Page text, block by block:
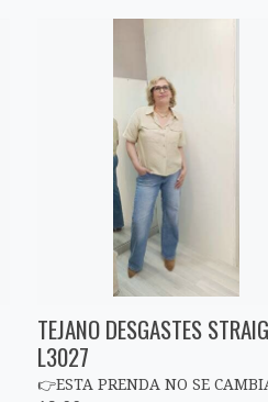
TEJANO DESGASTES
L3027
👉ESTA PRENDA NO SE